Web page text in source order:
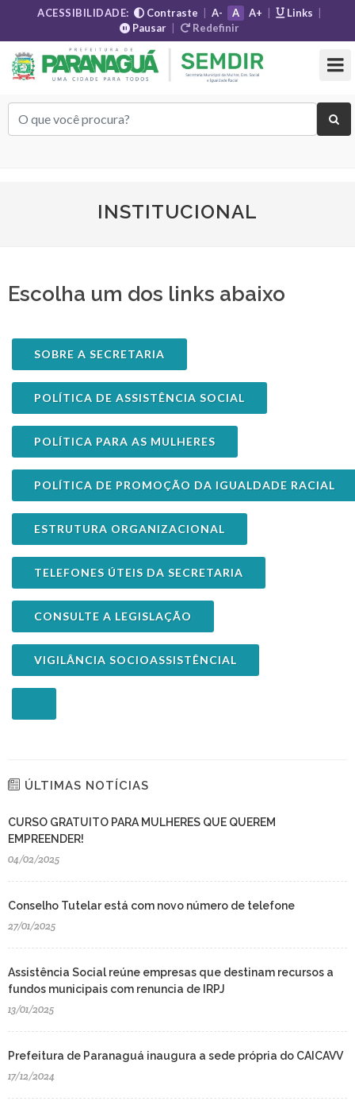
ACESSIBILIDADE: Contraste A- A A+ Links
Pausar
Redefinir
INSTITUCIONAL
Escolha um dos links abaixo
SOBRE A SECRETARIA
POLÍTICA DE ASSISTÊNCIA SOCIAL
POLÍTICA PARA AS MULHERES
POLÍTICA DE PROMOÇÃO DA IGUALDADE RACIAL
ESTRUTURA ORGANIZACIONAL
TELEFONES ÚTEIS DA SECRETARIA
CONSULTE A LEGISLAÇÃO
VIGILÂNCIA SOCIOASSISTÊNCIAL
ÚLTIMAS NOTÍCIAS
CURSO GRATUITO PARA MULHERES QUE QUEREM
EMPREENDER!
04/02/2025
Conselho Tutelar está com novo número de telefone
27/01/2025
Assistência Social reúne empresas que destinam recursos a
fundos municipais com renuncia de IRPJ
13/01/2025
Prefeitura de Paranaguá inaugura a sede própria do CAICAVV
17/12/2024